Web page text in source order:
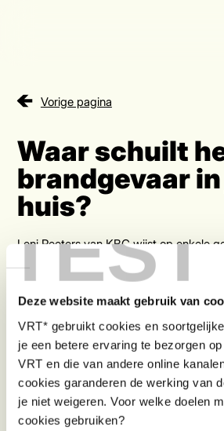
TEST
Deze website maakt gebruik van
VRT* gebruikt cookies en
je een betere ervaring te bezorgen
VRT en die van andere online
cookies garanderen de werking van
je niet weigeren. Voor welke doelen
cookies gebruiken?
Vorige pagina
Waar schuilt
brandgevaar
huis?
Leni Peeters van KBC wijst op enkele
keuken is de plek waar het vaakst
kookvuur dat blijft aanstaan of
microgolf. Droogkasten veroorzaken
is zeker gevaarlijk als er geen
washok. Pas ook op met elektrische
op te laden. Als je ze oplaadt blijf erbij